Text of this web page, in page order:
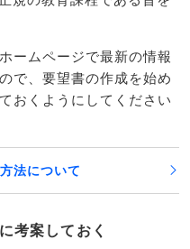
ームページで最新の情報
で、要望書の作成を始め
おくようにしてください
法について
考案しておく